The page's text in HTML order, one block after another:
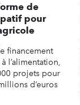
de
pour
financement
l’alimentation,
projets pour
d’euros